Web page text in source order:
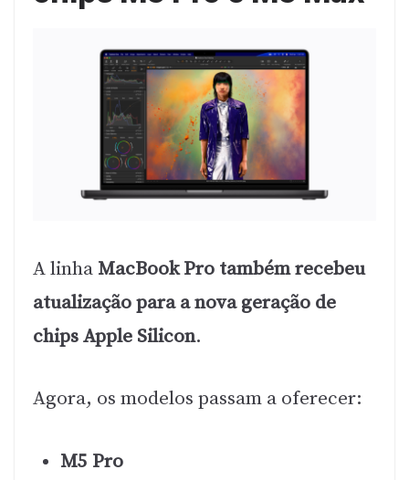
A linha MacBook Pro também recebeu
atualização para a nova geração de
chips Apple Silicon.
Agora, os modelos passam a oferecer:
M5 Pro